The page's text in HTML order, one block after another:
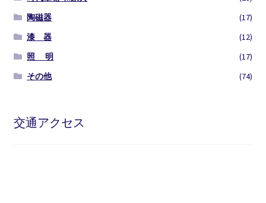
陶磁器
(17)
漆 器
(12)
照 明
(17)
その他
(74)
交通アクセス